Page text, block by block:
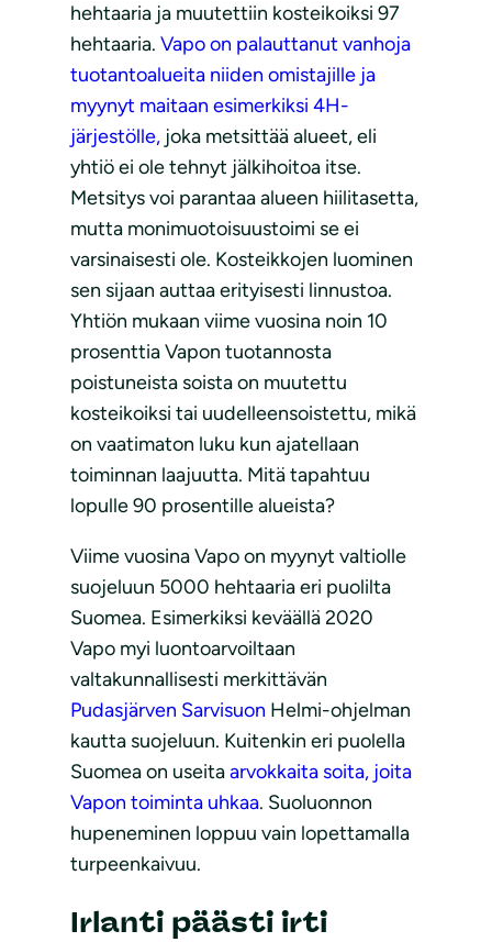
hehtaaria ja muutettiin kosteikoiksi 97
hehtaaria. Vapo on palauttanut vanhoja
tuotantoalueita niiden omistajille ja
myynyt maitaan esimerkiksi 4H-
järjestölle, joka metsittää alueet, eli
yhtiö ei ole tehnyt jälkihoitoa itse.
Metsitys voi parantaa alueen hiilitasetta,
mutta monimuotoisuustoimi se ei
varsinaisesti ole. Kosteikkojen luominen
sen sijaan auttaa erityisesti linnustoa.
Yhtiön mukaan viime vuosina noin 10
prosenttia Vapon tuotannosta
poistuneista soista on muutettu
kosteikoiksi tai uudelleensoistettu, mikä
on vaatimaton luku kun ajatellaan
toiminnan laajuutta. Mitä tapahtuu
lopulle 90 prosentille alueista?
Viime vuosina Vapo on myynyt valtiolle
suojeluun 5000 hehtaaria eri puolilta
Suomea. Esimerkiksi keväällä 2020
Vapo myi luontoarvoiltaan
valtakunnallisesti merkittävän
Pudasjärven Sarvisuon Helmi-ohjelman
kautta suojeluun. Kuitenkin eri puolella
Suomea on useitaarvokkaita soita, joita
Vapon toiminta uhkaa. Suoluonnon
hupeneminen loppuu vain lopettamalla
turpeenkaivuu.
Irlanti päästi irti